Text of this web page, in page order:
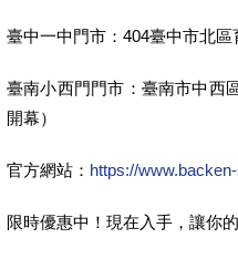
臺中一中門市：404臺中市北
臺南小西門門市：臺南市中西
開幕）
官方網站： https://
限時優惠中！現在入手，讓你